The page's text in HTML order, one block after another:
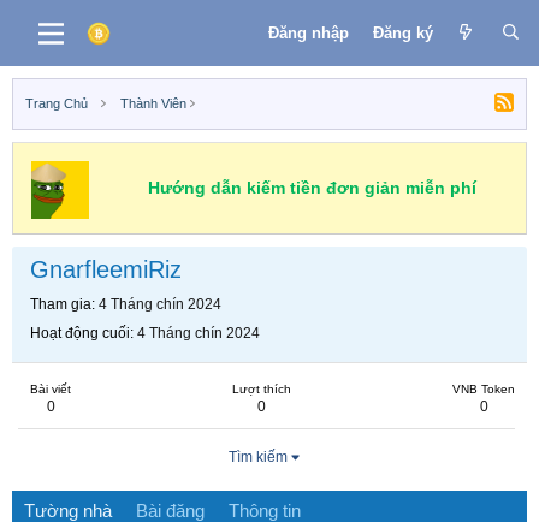
Đăng nhập Đăng ký
Trang Chủ Thành Viên
Hướng dẫn kiếm tiền đơn giản miễn phí
GnarfleemiRiz
Tham gia 4 Tháng chín 2024
Hoạt động cuối 4 Tháng chín 2024
Bài viết
0
Lượt thích
0
VNB Token
0
Tìm kiếm
Tường nhà Bài đăng Thông tin